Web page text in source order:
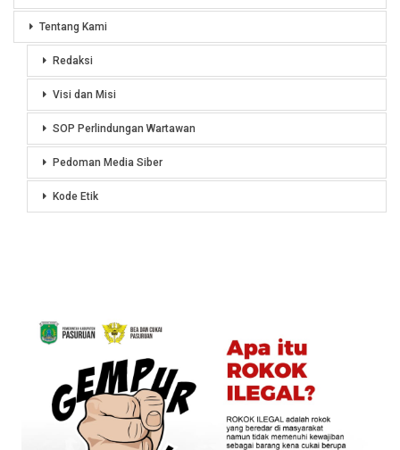
Tentang Kami
Redaksi
Visi dan Misi
SOP Perlindungan Wartawan
Pedoman Media Siber
Kode Etik